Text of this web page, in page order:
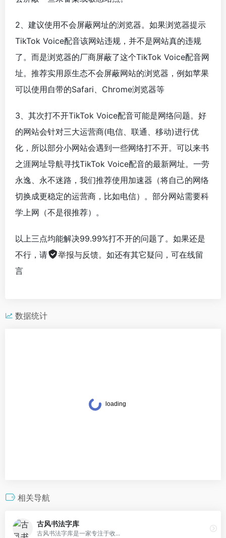
2、建议使用不会屏蔽网址的浏览器。如果浏览器提示
TikTok Voice配音该网站违规，并不是网站真的违规
了。而是浏览器的厂商屏蔽了这个TikTok Voice配音网
址。推荐实用原生态不会屏蔽网站的浏览器，例如苹果
可以使用自带的Safari、Chrome浏览器等
3、其次打不开TikTok Voice配音可能是网络问题。好
的网站会针对三大运营商(电信、联通、移动)进行优
化，所以部分小网站会遇到一些网络打不开。可以来书
之涯网址导航寻找TikTok Voice配音的最新网址。一劳
永逸、永不迷路，我们推荐使用加速器（将自己的网络
切换成更稳定的运营商，比如电信）。部分网站需要科
学上网（不是很推荐）。
以上三点均能解决99.99%打不开的问题了。如果还是
不行，请
举报与反馈。如还有其它疑问，可在线留
言
数据统计
相关导航
古风书法字库
古风书法字库是一家专注于收...